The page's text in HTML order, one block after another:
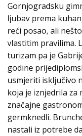
Gornjogradsku
ljubav prema
reći posao, ali
vlastitim pravilima.
turizam pa je
godine
usmjeriti isključivo
koja je iznjedrila za
značajne
germknedli.
nastali iz potrebe